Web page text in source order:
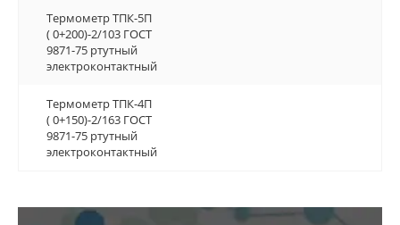
Термометр ТПК-5П
( 0+200)-2/103 ГОСТ
9871-75 ртутный
электроконтактный
Термометр ТПК-4П
( 0+150)-2/163 ГОСТ
9871-75 ртутный
электроконтактный